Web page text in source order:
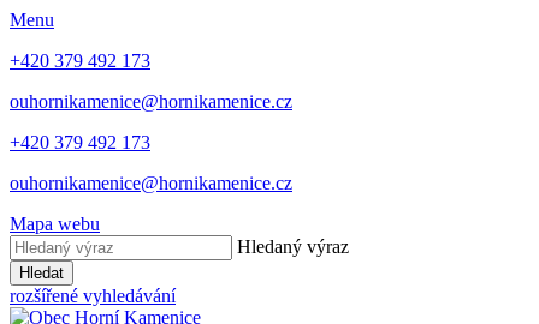
Menu
+420 379 492 173
ouhornikamenice@hornikamenice.cz
+420 379 492 173
ouhornikamenice@hornikamenice.cz
Mapa webu
Hledaný výraz
Hledat
rozšířené vyhledávání